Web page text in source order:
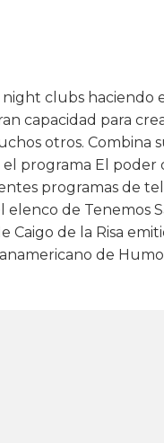
clubs haciendo
capacidad para
otros. Combina
programa El poder
programas de
de Tenemos
Caigo de la Risa
de